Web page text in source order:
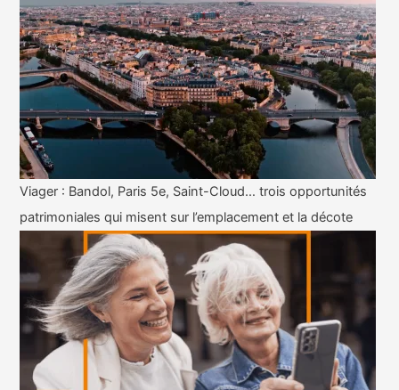
Viager : Bandol, Paris 5e, Saint-Cloud… trois opportunités
patrimoniales qui misent sur l’emplacement et la décote